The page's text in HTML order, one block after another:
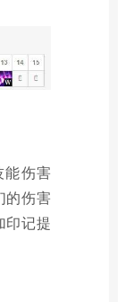
能伤害
的伤害
印记提